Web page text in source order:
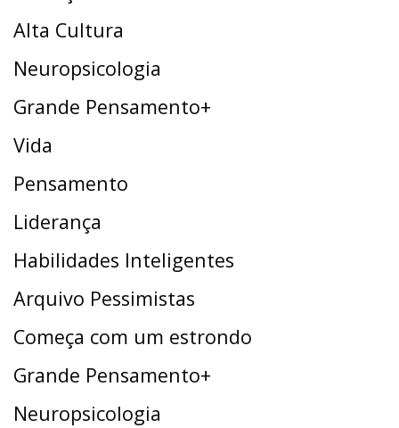
Alta Cultura
Neuropsicologia
Grande Pensamento+
Vida
Pensamento
Liderança
Habilidades Inteligentes
Arquivo Pessimistas
Começa com um estrondo
Grande Pensamento+
Neuropsicologia